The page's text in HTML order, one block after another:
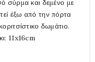
σύρμα και δεμένο με
έξω από την πόρτα
δωμάτιο.
11x16cm